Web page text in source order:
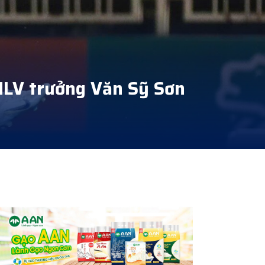
trưởng Văn Sỹ Sơn